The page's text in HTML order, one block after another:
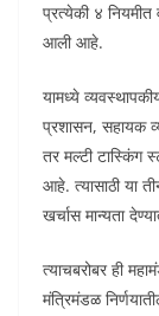
प्रत्येकी ४ नियमीत व
आली आहे.
यामध्ये
प्रशासन, सहायक
तर मल्टी टास्किंग
आहे. त्यासाठी या
खर्चास मान्यता
त्याचबरोबर ही
मंत्रिमंडळ